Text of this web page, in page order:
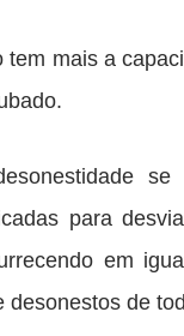
tem mais a
para
em
desonestos de